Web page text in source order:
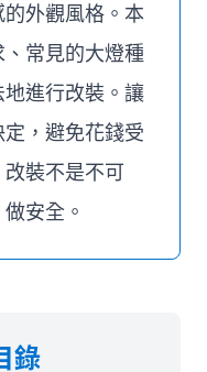
外觀風格。本
常見的大燈種
進行改裝。讓
，避免花錢受
裝不是不可
安全。
錄